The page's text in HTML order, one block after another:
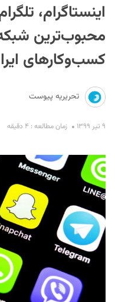
اینستاگرام،
محبوب‌ترین
کسب‌وکارهای
تحریریه پیوست
۹ تیر ۱۳۹۹ زمان مطالعه : ۴ دقیقه